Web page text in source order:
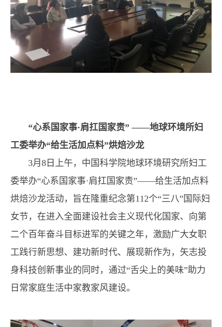
“心系国家事·肩扛国家责” ——地球环境所妇
工委举办“给生活加点料”烘焙沙龙
3月8日上午，中国科学院地球环境研究所妇工
委举办“心系国家事·肩扛国家责”——给生活加点料
烘焙沙龙活动，旨在隆重纪念第112个“三八”国际妇
女节，在进入全面建设社会主义现代化国家、向第
二个百年奋斗目标进军的关键之年，激励广大女职
工践行新思想、建功新时代、展现新作为，矢志投
身科技创新事业的同时，通过“舌尖上的美味”助力
日常家庭生活中家教家风建设。